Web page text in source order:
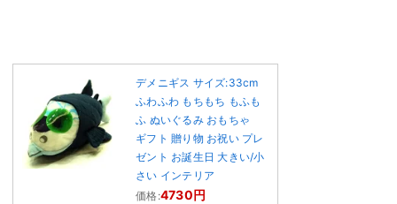
デメニギス サイズ:33cm
ふわふわ もちもち もふも
ふ ぬいぐるみ おもちゃ
ギフト 贈り物 お祝い プレ
ゼント お誕生日 大きい/小
さい インテリア
価格:4730円